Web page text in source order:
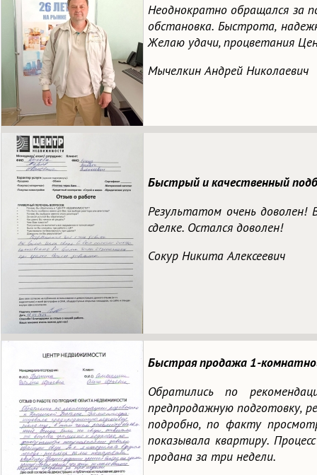
Неоднократно обращался за
обстановка. Быстрота,
Желаю удачи, процветания
Мычелкин Андрей Николаевич
Быстрый и качественный
Результатом очень доволен!
сделке. Остался доволен!
Сокур Никита Алексеевич
Быстрая продажа 1-
Обратились по
предпродажную подготовку,
подробно, по факту
показывала квартиру.
продана за три недели.